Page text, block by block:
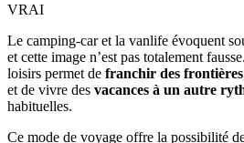
VRAI
Le camping‑car et la vanlife évoquent
et cette image n’est pas totalement
loisirs permet de franchir des frontières
et de vivre des vacances à un autre
habituelles.
Ce mode de voyage offre la possibilité